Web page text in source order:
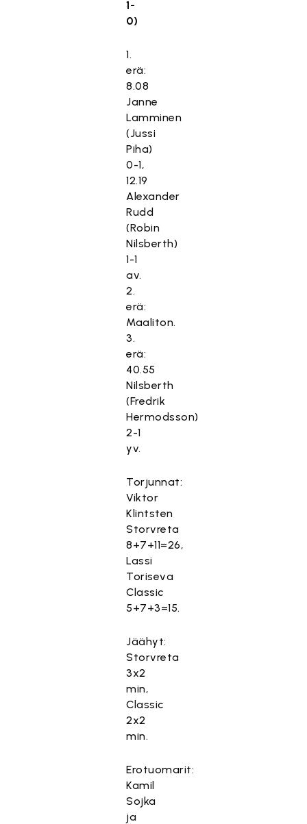
1-
0)
1.
erä:
8.08
Janne
Lamminen
(Jussi
Piha)
0-1,
12.19
Alexander
Rudd
(Robin
Nilsberth)
1-1
av.
2.
erä:
Maaliton.
3.
erä:
40.55
Nilsberth
(Fredrik
Hermodsson)
2-1
yv.
Torjunnat:
Viktor
Klintsten
Storvreta
8+7+11=26,
Lassi
Toriseva
Classic
5+7+3=15.
Jäähyt:
Storvreta
3x2
min,
Classic
2x2
min.
Erotuomarit:
Kamil
Sojka
ja